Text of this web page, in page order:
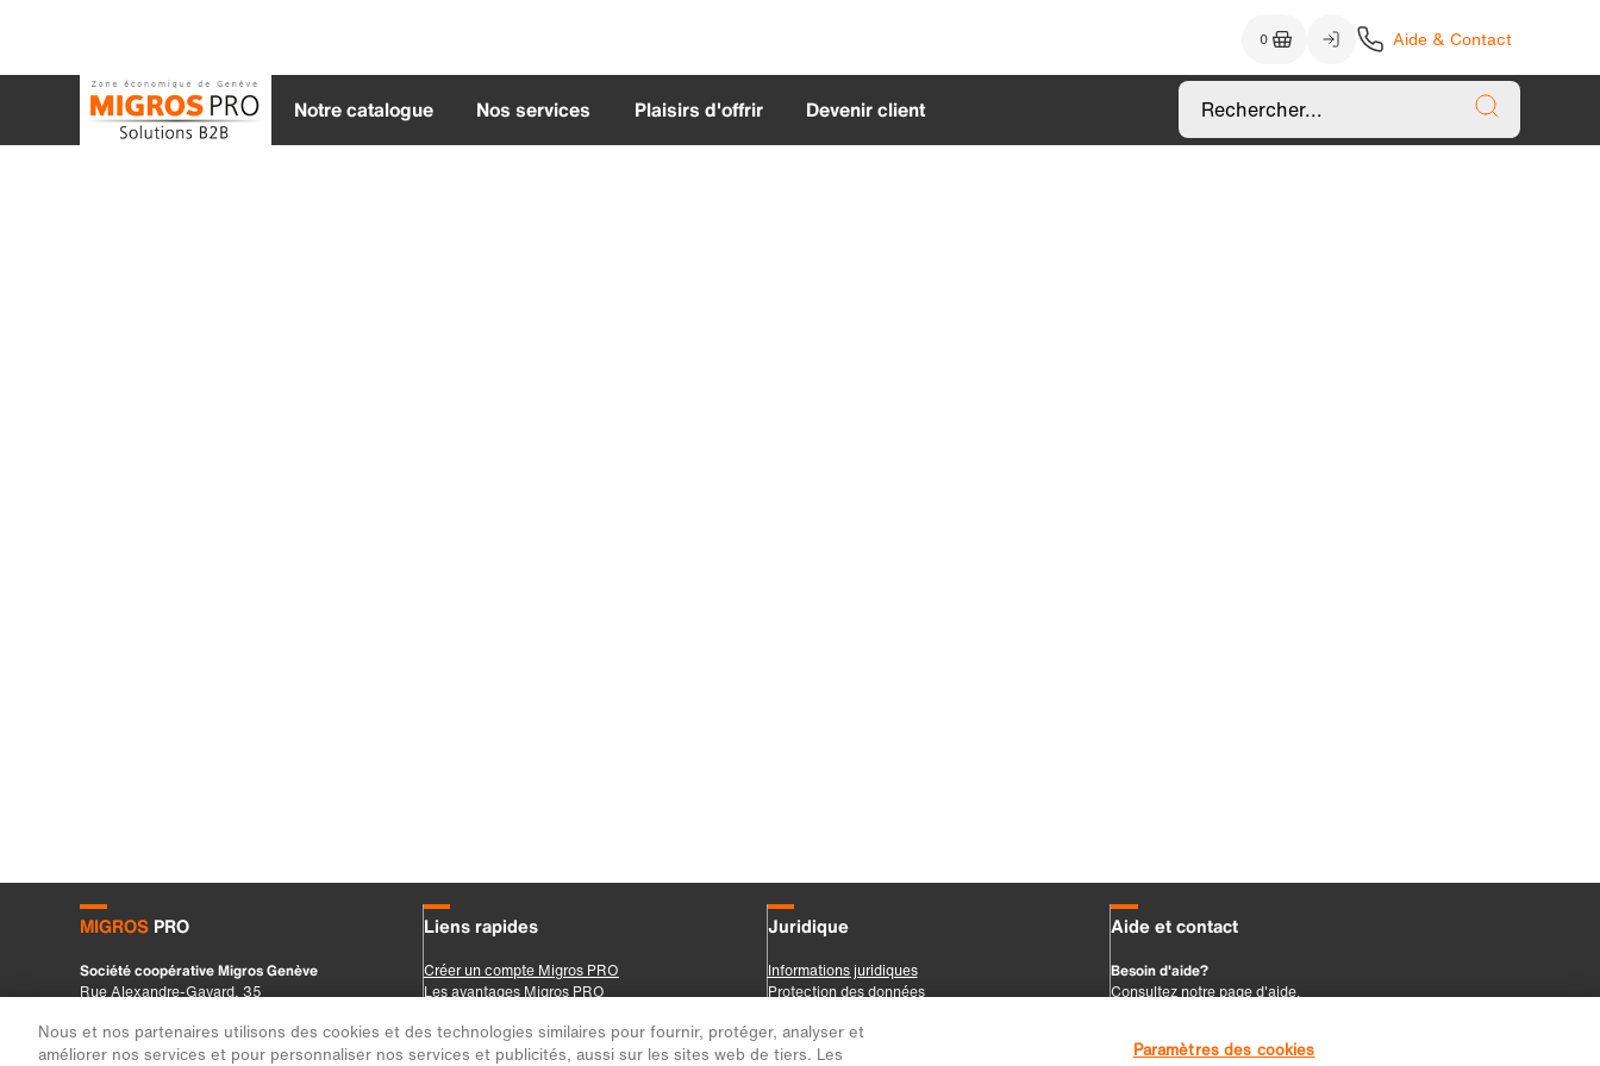
Nous et nos partenaires utilisons des cookies et des technologies similaires pour fournir, protéger, analyser et
améliorer nos services et pour personnaliser nos services et publicités, aussi sur les sites web de tiers. Les
Paramètres des cookies